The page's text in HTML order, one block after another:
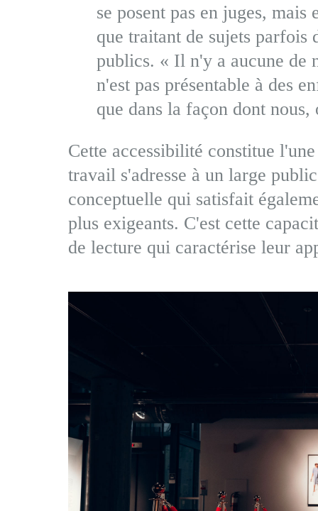
se posent pas en juges,
que traitant de sujets parfois
publics. « Il n'y a aucune de
n'est pas présentable à des
que dans la façon dont nous,
Cette accessibilité constitue
travail s'adresse à un large
conceptuelle qui satisfait
plus exigeants. C'est cette
de lecture qui caractérise leur